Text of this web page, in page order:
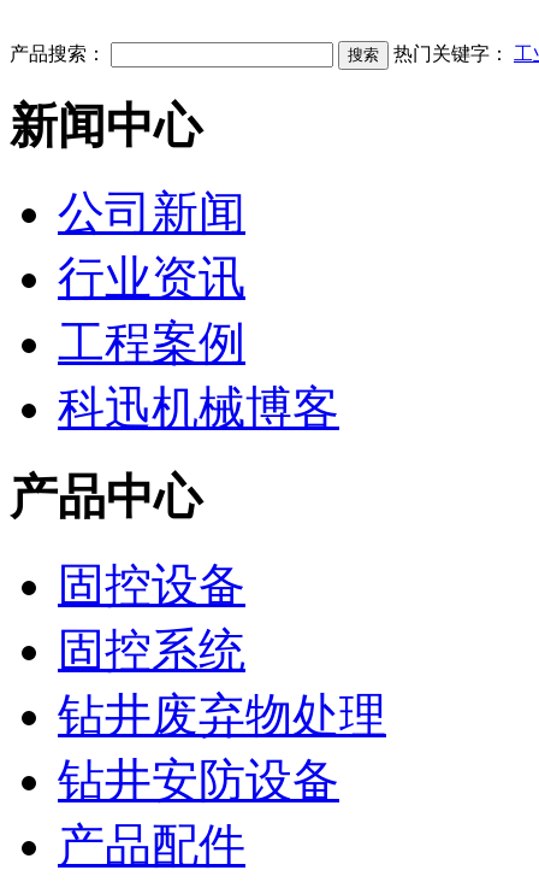
产品搜索： 热门关键字： 工
新闻中心
公司新闻
行业资讯
工程案例
科迅机械博客
产品中心
固控设备
固控系统
钻井废弃物处理
钻井安防设备
产品配件